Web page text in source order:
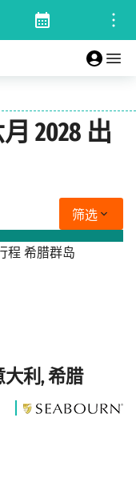
2028 出
筛选
大利, 希腊